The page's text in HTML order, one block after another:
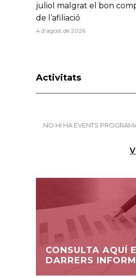
juliol malgrat el bon
de l’afiliació
4 d'agost de 2026
Activitats
NO HI HA EVENTS
CONSULTA AQUÍ
DARRERS